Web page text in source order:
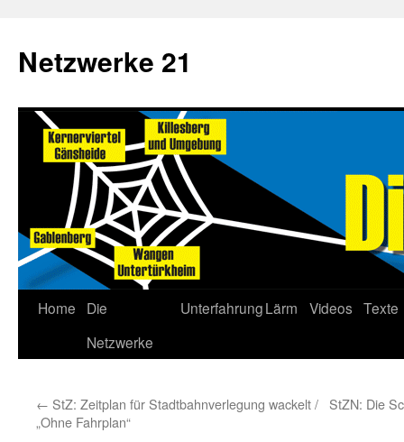
Netzwerke 21
Home
Die
Netzwerke
UnterfahrungLärm Videos Texte
← StZ: Zeitplan für Stadtbahnverlegung wackelt /
„Ohne Fahrplan“
StZN: Die